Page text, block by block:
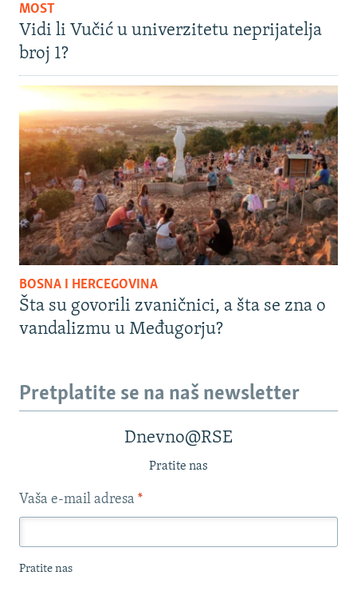
MOST
Vidi li Vučić u univerzitetu neprijatelja
broj 1?
BOSNA I HERCEGOVINA
Šta su govorili zvaničnici, a šta se zna o
vandalizmu u Međugorju?
Pretplatite se na naš newsletter
Dnevno@RSE
Pratite nas
Vaša e-mail adresa *
Pratite nas